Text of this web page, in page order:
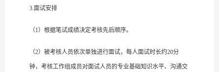
3.面试安排
（1）根据笔试成绩决定考核先后顺序。
（2）被考核人员依次单独进行面试，每人面试时长约20分
钟，考核工作组成员对面试人员的专业基础知识水平、沟通交